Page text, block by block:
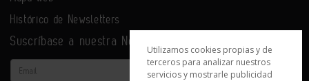
Histórico de Newsletters
Suscríbase a nuestra Newsletter
Email
Utilizamos cookies propias y de
terceros para analizar nuestros
servicios y mostrarle publicidad